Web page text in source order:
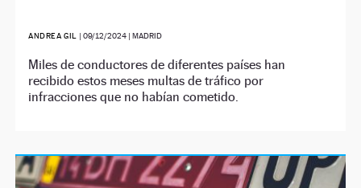
ANDREA GIL | 09/12/2024| MADRID
Miles de conductores de diferentes países han
recibido estos meses multas de tráfico por
infracciones que no habían cometido.